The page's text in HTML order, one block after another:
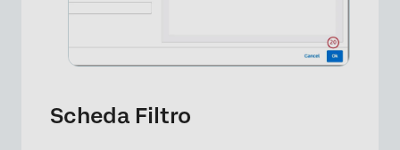
Scheda Filtro